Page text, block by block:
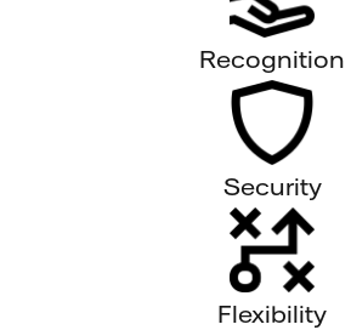
Recognition
Security
Flexibility